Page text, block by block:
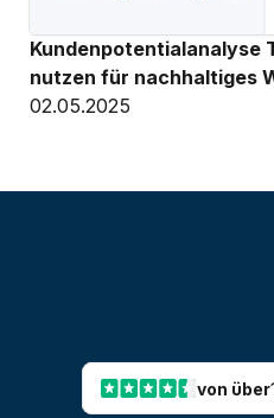
Kundenpotentialanalyse
nutzen für nachhaltiges
02.05.2025
von über